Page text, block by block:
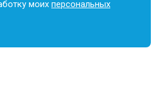
моихперсональных